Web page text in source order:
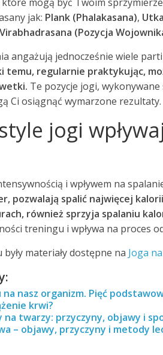
jak: Plank (Phalakasana),
Virabhadrasana (Pozycja
angażują jednocześnie wiele
temu, regularnie praktykując,
Te pozycje jogi,
Ci osiągnąć wymarzone rezultaty.
jogi
i wpływem na
pozwalają spalić najwięcej
również sprzyja spalaniu
treningu i wpływa na proces
materiały dostępne na Joga
na nasz organizm. Pięć
krwi?
na twarzy: przyczyny, objawy i
– objawy, przyczyny i metody